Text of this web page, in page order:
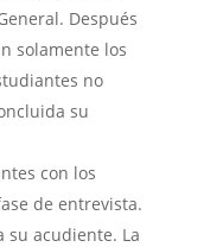
Después
solamente los
no
su
con los
de entrevista.
su acudiente. La